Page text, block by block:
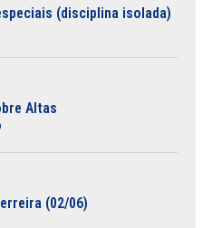
(disciplina isolada)
Altas
(02/06)